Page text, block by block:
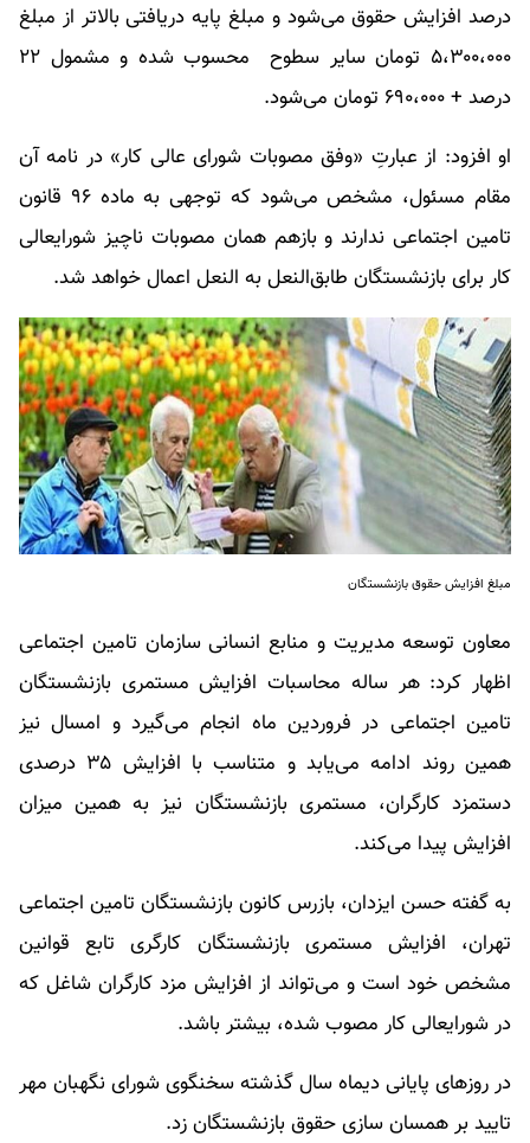
درصد افزایش حقوق می‌شود و مبلغ پایه دریافتی بالاتر از مبلغ
۵،۳۰۰،۰۰۰ تومان سایر سطوح محسوب شده و مشمول ۲۲
درصد + ۶۹۰،۰۰۰ تومان می‌شود.
او افزود: از عبارتِ «وفق مصوبات شورای عالی کار» در نامه آن
مقام مسئول، مشخص می‌شود که توجهی به ماده ۹۶ قانون
تامین اجتماعی ندارند و بازهم همان مصوبات ناچیز شورایعالی
کار برای بازنشستگان طابق‌النعل به النعل اعمال خواهد شد.
مبلغ افزایش حقوق بازنشستگان
معاون توسعه مدیریت و منابع انسانی سازمان تامین اجتماعی
اظهار کرد: هر ساله محاسبات افزایش مستمری بازنشستگان
تامین اجتماعی در فروردین ماه انجام می‌گیرد و امسال نیز
همین روند ادامه می‌یابد و متناسب با افزایش ۳۵ درصدی
دستمزد کارگران، مستمری بازنشستگان نیز به همین میزان
افزایش پیدا می‌کند.
به گفته حسن ایزدان، بازرس کانون بازنشستگان تامین اجتماعی
تهران، افزایش مستمری بازنشستگان کارگری تابع قوانین
مشخص خود است و می‌تواند از افزایش مزد کارگران شاغل که
در شورایعالی کار مصوب شده، بیشتر باشد.
در روزهای پایانی دیماه سال گذشته سخنگوی شورای نگهبان مهر
تایید بر همسان سازی حقوق بازنشستگان زد.